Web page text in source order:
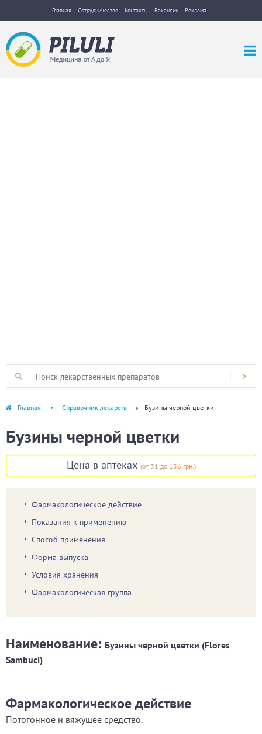
Главная Сотрудничество Контакты Вакансии Реклама
Главная Справочник лекарств Бузины черной цветки
Бузины черной цветки
Цена в аптеках (от 31 до 156 грн.)
Фармакологическое действие
Показания к применению
Способ применения
Форма выпуска
Условия хранения
Фармакологическая группа
Наименование: Бузины черной цветки (Flores
Sambuci)
Фармакологическое действие
Потогонное и вяжущее средство.